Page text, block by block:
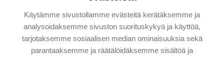
Käytämme sivustollamme evästeitä kerätäksemme ja
analysoidaksemme sivuston suorituskykyä ja käyttöä,
tarjotaksemme sosiaalisen median ominaisuuksia sekä
parantaaksemme ja räätälöidäksemme sisältöä ja
RESEVILLKOR
BRA ATT VETA
KONTAKTA OSS